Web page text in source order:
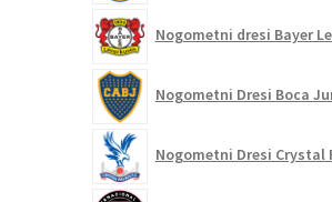
Nogometni dresi Bayer
Nogometni Dresi Boca
Nogometni Dresi Crystal